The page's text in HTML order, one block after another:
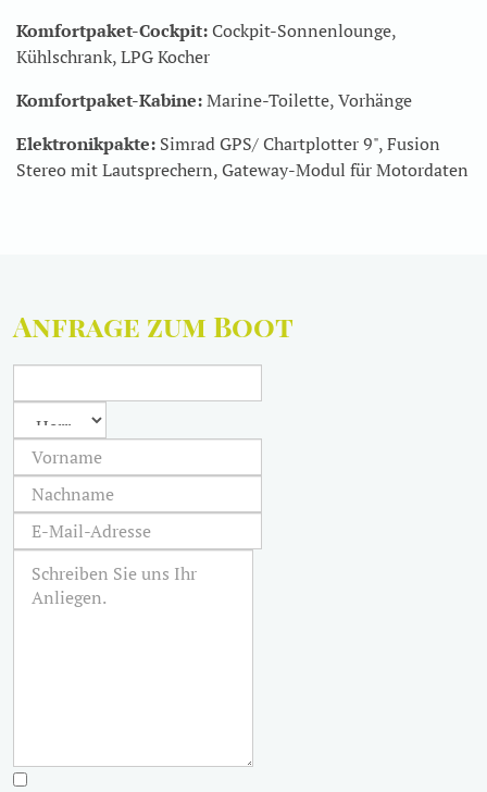
Komfortpaket-Cockpit:Cockpit-Sonnenlounge,
Kühlschrank, LPG Kocher
Komfortpaket-Kabine:Marine-Toilette, Vorhänge
Elektronikpakte: Simrad GPS/ Chartplotter 9", Fusion
Stereo mit Lautsprechern, Gateway-Modul für Motordaten
Anfrage zum Boot